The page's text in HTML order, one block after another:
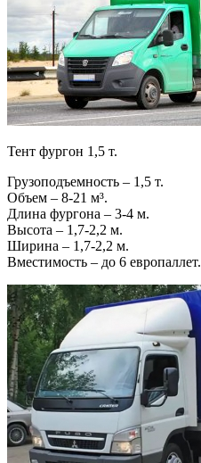
Тент фургон 1,5 т.
Грузоподъемность – 1,5 т.
Объем – 8-21 м³.
Длина фургона – 3-4 м.
Высота – 1,7-2,2 м.
Ширина – 1,7-2,2 м.
Вместимость – до 6 европаллет.